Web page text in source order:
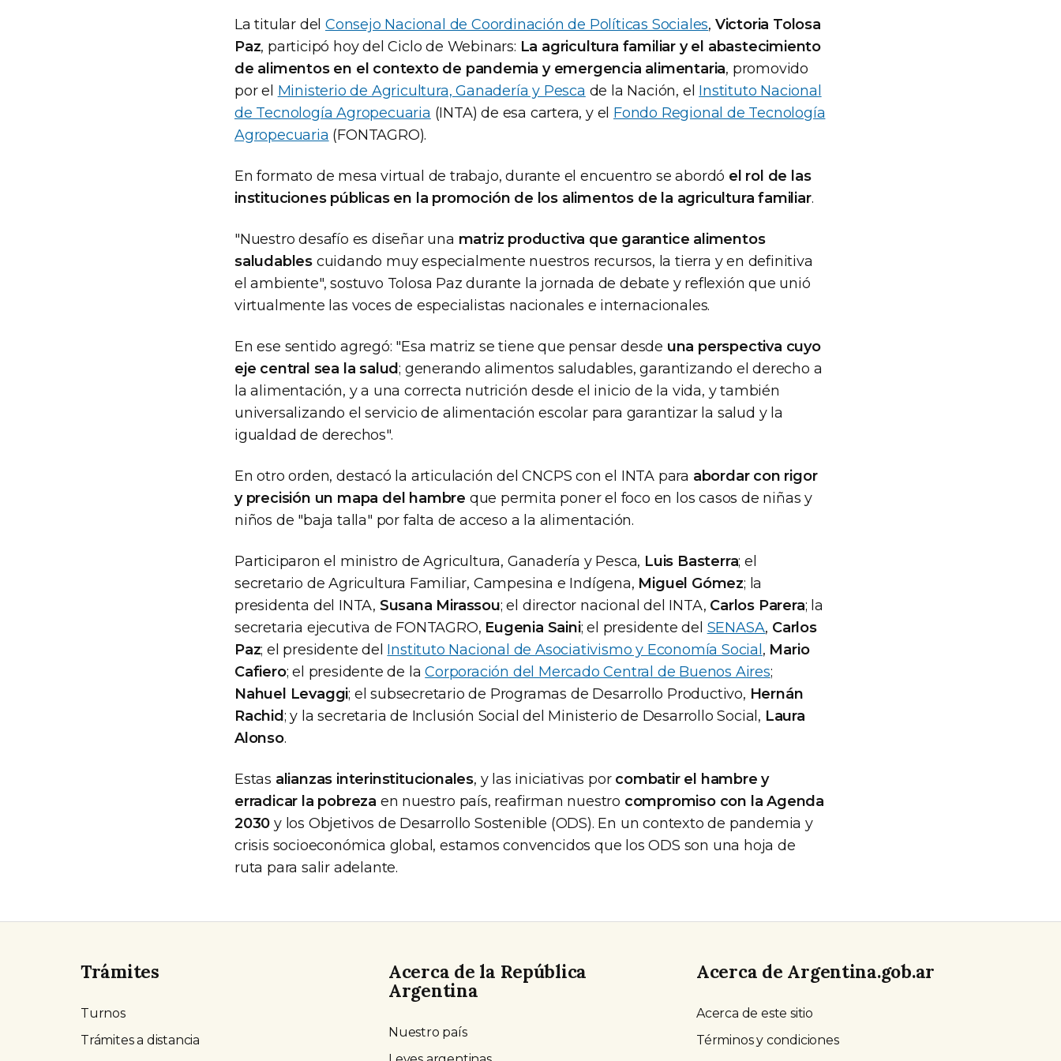
La titular delConsejo Nacional de Coordinación de Políticas Sociales, Victoria Tolosa
Paz, participó hoy del Ciclo de Webinars: La agricultura familiar y el abastecimiento
de alimentos en el contexto de pandemia y emergencia alimentaria, promovido
por el Ministerio de Agricultura, Ganadería y Pesca de la Nación, el Instituto Nacional
de Tecnología Agropecuaria (INTA) de esa cartera, y el Fondo Regional de Tecnología
Agropecuaria (FONTAGRO).
En formato de mesa virtual de trabajo, durante el encuentro se abordó el rol de las
instituciones públicas en la promoción de los alimentos de la agricultura familiar.
"Nuestro desafío es diseñar una matriz productiva que garantice alimentos
saludables cuidando muy especialmente nuestros recursos, la tierra y en definitiva
el ambiente", sostuvo Tolosa Paz durante la jornada de debate y reflexión que unió
virtualmente las voces de especialistas nacionales e internacionales.
En ese sentido agregó: "Esa matriz se tiene que pensar desde una perspectiva cuyo
eje central sea la salud; generando alimentos saludables, garantizando el derecho a
la alimentación, y a una correcta nutrición desde el inicio de la vida, y también
universalizando el servicio de alimentación escolar para garantizar la salud y la
igualdad de derechos".
En otro orden, destacó la articulación del CNCPS con el INTA para abordar con rigor
y precisión un mapa del hambre que permita poner el foco en los casos de niñas y
niños de "baja talla" por falta de acceso a la alimentación.
Participaron el ministro de Agricultura, Ganadería y Pesca, Luis Basterra; el
secretario de Agricultura Familiar, Campesina e Indígena, Miguel Gómez; la
presidenta del INTA, Susana Mirassou; el director nacional del INTA, Carlos Parera; la
secretaria ejecutiva de FONTAGRO, Eugenia Saini; el presidente del SENASA, Carlos
Paz; el presidente del Instituto Nacional de Asociativismo y Economía Social , Mario
Cafiero; el presidente de laCorporación del Mercado Central de Buenos Aires;
Nahuel Levaggi; el subsecretario de Programas de Desarrollo Productivo, Hernán
Rachid; y la secretaria de Inclusión Social del Ministerio de Desarrollo Social, Laura
Alonso.
Estas alianzas interinstitucionales, y las iniciativas por combatir el hambre y
erradicar la pobreza en nuestro país, reafirman nuestro compromiso con la Agenda
2030 y los Objetivos de Desarrollo Sostenible (ODS). En un contexto de pandemia y
crisis socioeconómica global, estamos convencidos que los ODS son una hoja de
ruta para salir adelante.
Trámites
Turnos
Trámites a distancia
Acerca de la República
Argentina
Nuestro país
Acerca de Argentina.gob.ar
Acerca de este sitio
Términos y condiciones